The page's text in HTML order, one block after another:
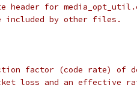
for
by other files.
factor (code rate) of
loss and an effective